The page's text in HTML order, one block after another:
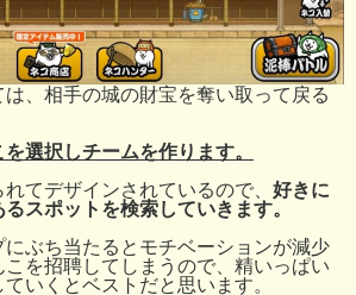
、相手の城の財宝を奪い取って戻る
選択しチームを作ります。
てデザインされているので、 好きに
スポットを検索していきます。
ぶち当たるとモチベーションが減少
こを招聘してしまうので、精いっぱい
いくとベストだと思います。